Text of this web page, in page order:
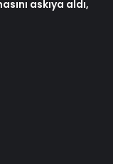
askıya aldı,